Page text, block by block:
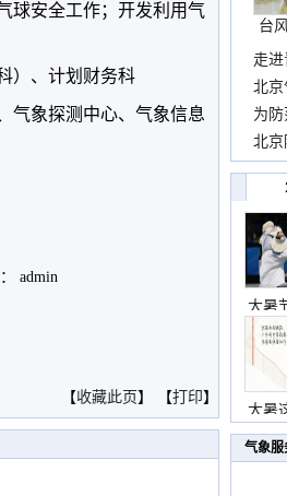
球安全工作；开发利用气
）、计划财务科
气象探测中心、气象信息
admin
【收藏此页 】 【打印】
台
走进
近
北京
霞
为防
观
北京
现
大暑
大暑
气象服